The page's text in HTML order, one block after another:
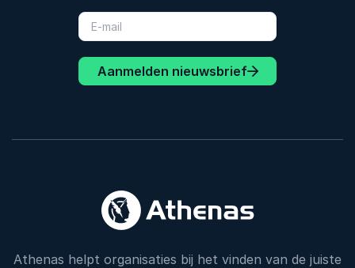
Aanmelden nieuwsbrief
Athenas helpt organisaties bij het vinden van de juiste